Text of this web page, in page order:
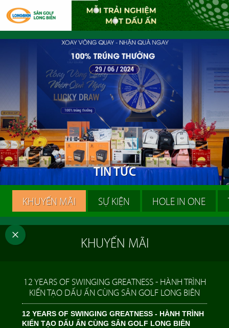
TINTỨC
KHUYẾN MÃI SỰ KIỆN HOLE IN ONE
KHUYẾN MÃI
12 YEARS OF SWINGING GREATNESS - HÀNH TRÌNH
KIẾN TẠO DẤU ẤN CÙNG SÂN GOLF LONG BIÊN
12 YEARS OF SWINGING GREATNESS - HÀNH TRÌNH
KIẾN TẠO DẤU ẤN CÙNG SÂN GOLF LONG BIÊN